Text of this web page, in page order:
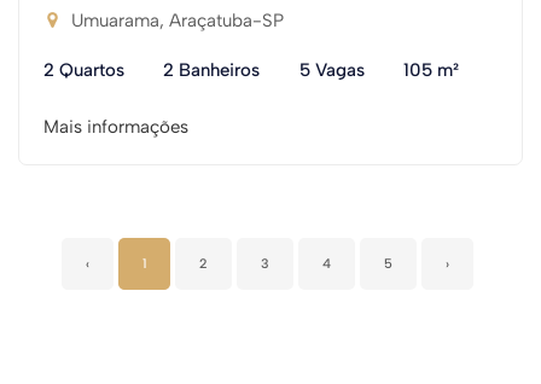
Umuarama, Araçatuba-SP
2 Quartos 2 Banheiros 5 Vagas 105 m²
Mais informações
‹ 1 2 3 4 5 ›